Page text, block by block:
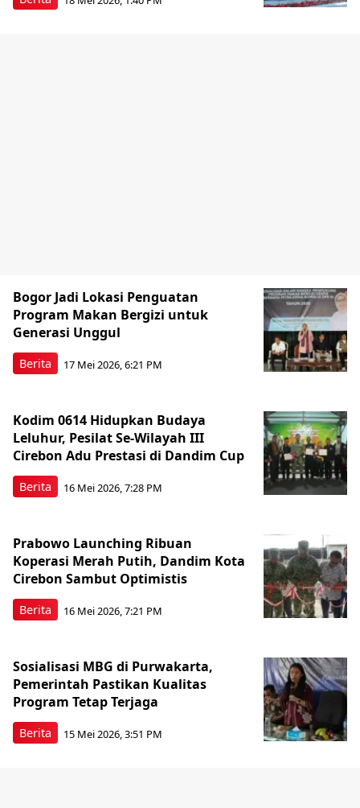
Berita
Bogor Jadi Lokasi Penguatan
Program Makan Bergizi untuk
Generasi Unggul
17 Mei 2026, 6:21 PM
Berita
Kodim 0614 Hidupkan Budaya
Leluhur, Pesilat Se-Wilayah III
Cirebon Adu Prestasi di Dandim Cup
16 Mei 2026, 7:28 PM
Berita
Prabowo Launching Ribuan
Koperasi Merah Putih, Dandim Kota
Cirebon Sambut Optimistis
16 Mei 2026, 7:21 PM
Berita
Sosialisasi MBG di Purwakarta,
Pemerintah Pastikan Kualitas
Program Tetap Terjaga
15 Mei 2026, 3:51 PM